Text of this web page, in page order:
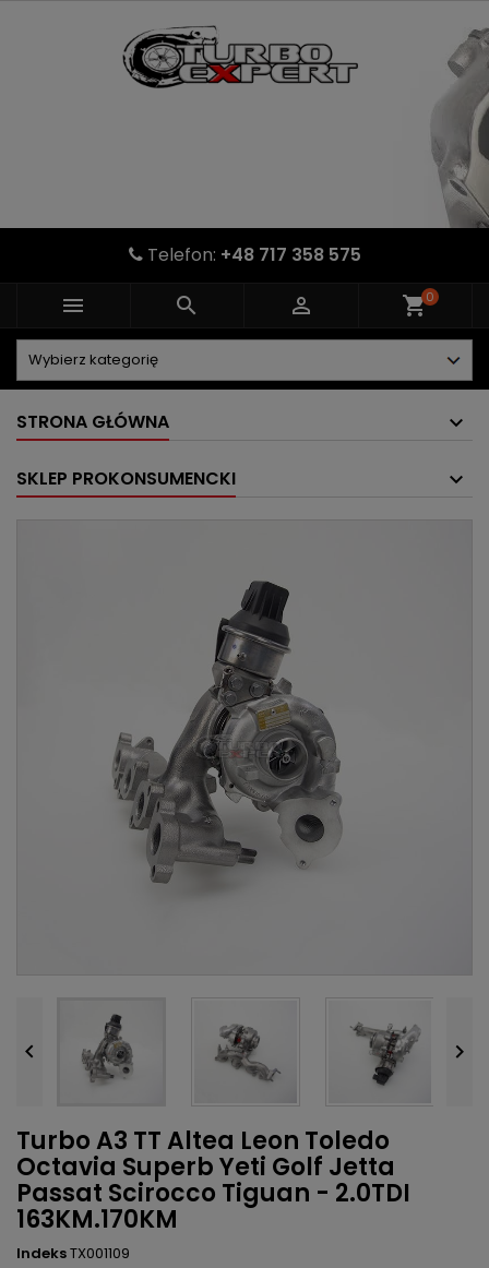
Telefon: +48 717 358 575
   shopping_cart0
STRONA GŁÓWNA
SKLEP PROKONSUMENCKI
 
Turbo A3 TT Altea Leon Toledo
Octavia Superb Yeti Golf Jetta
Passat Scirocco Tiguan - 2.0TDI
163KM.170KM
IndeksTX001109